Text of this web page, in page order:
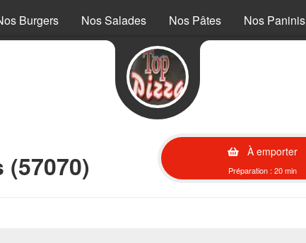
Burgers Nos Salades Nos Pâtes Nos Paninis
À emporter
Préparation : 20 min